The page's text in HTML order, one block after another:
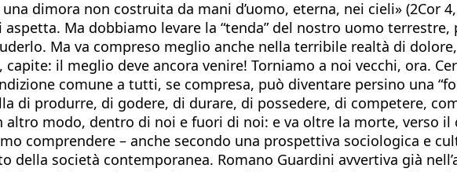
dimora non costruita da mani d’uomo, eterna, nei cieli» (2Cor 4,
aspetta. Ma dobbiamo levare la “tenda” del nostro uomo
Ma va compreso meglio anche nella terribile realtà di
il meglio deve ancora venire! Torniamo a noi vecchi, ora.
comune a tutti, se compresa, può diventare persino una
di produrre, di godere, di durare, di possedere, di competere,
altro modo, dentro di noi e fuori di noi: e va oltre la morte, verso
comprendere – anche secondo una prospettiva sociologica e
della società contemporanea. Romano Guardini avvertiva già